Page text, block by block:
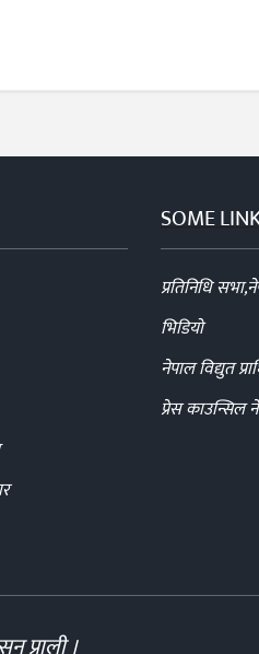
SOME
प्रतिनिधि
भिडियो
नेपाल विद्युत
प्रेस काउन्सिल